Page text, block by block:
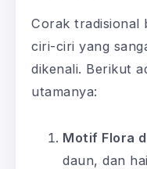
Corak tradisional
ciri-ciri yang
dikenali. Berikut
utamanya:
Motif Flora
daun, dan